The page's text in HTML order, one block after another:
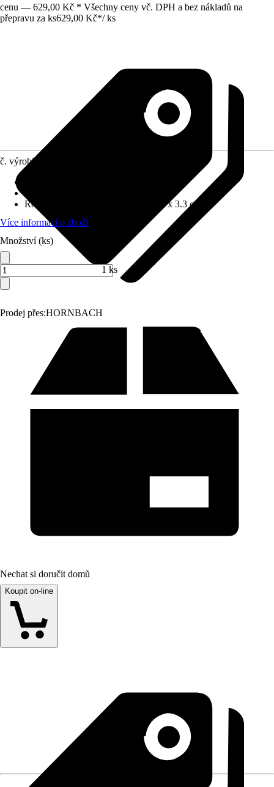
cenu — 629,00 Kč * Všechny ceny vč. DPH a bez nákladů na
přepravu za ks629,00 Kč*/ ks
Prodej přes:HORNBACH
č. výrobku
Rozměry (ŠxVxH)
96 cm x 116 cm x 3.3 cm
Více informací o zboží
Množství (ks)
1 ks
Nechat si doručit domů
Koupit on-line